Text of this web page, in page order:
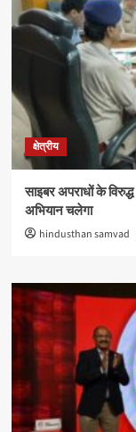
क्षेत्रीय
साइबर अपराधों के
अभियान चलेगा
hindusthan samvad